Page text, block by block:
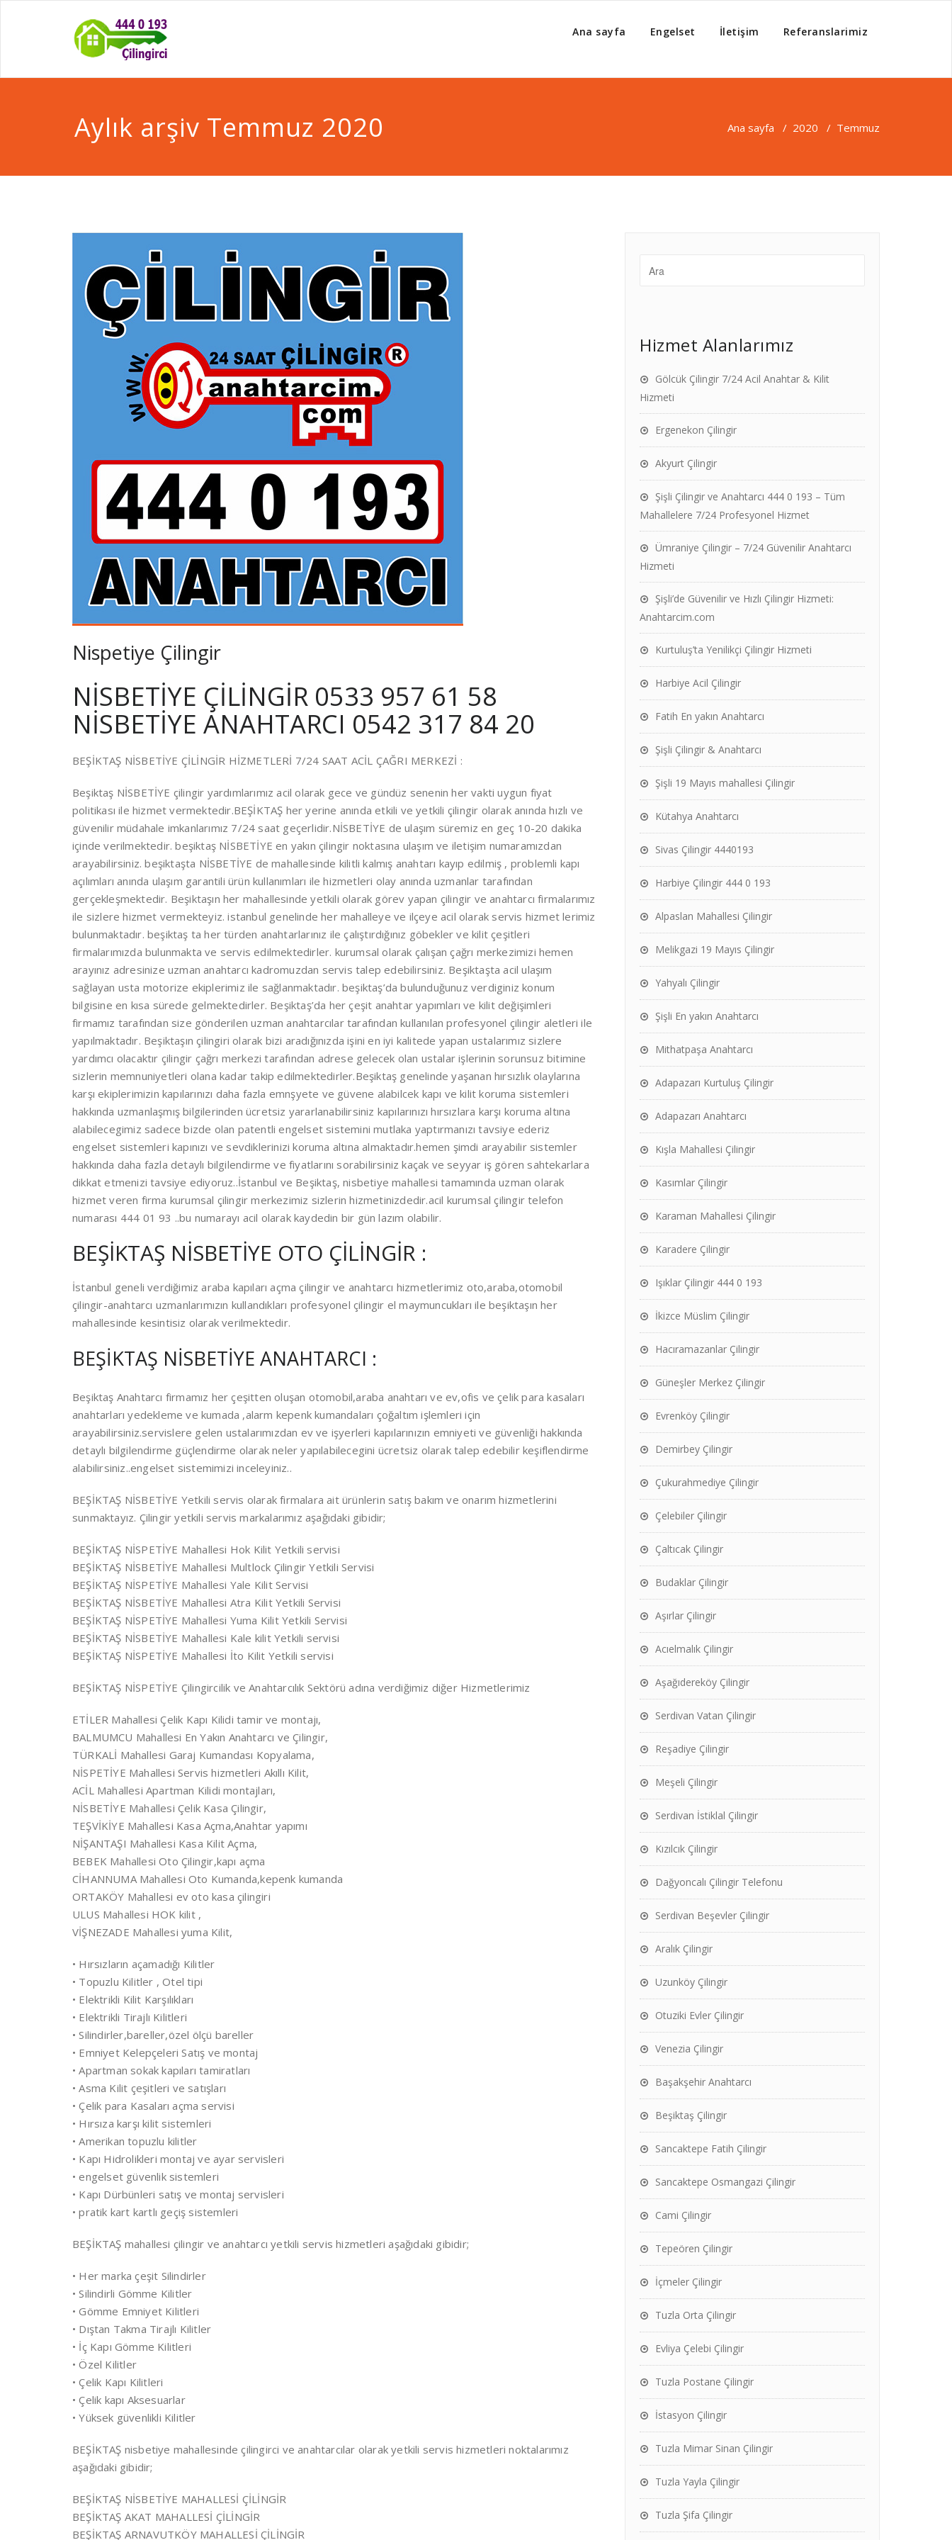
Ana sayfa Engelset İletişim Referanslarimiz
Aylık arşiv Temmuz 2020 Ana sayfa / 2020 / Temmuz
Nispetiye Çilingir
NİSBETİYE ÇİLİNGİR 0533 957 61 58
NİSBETİYE ANAHTARCI 0542 317 84 20
BEŞİKTAŞ NİSBETİYE ÇİLİNGİR HİZMETLERİ 7/24 SAAT ACİL ÇAĞRI MERKEZİ :
Beşiktaş NİSBETİYE çilingir yardımlarımız acil olarak gece ve gündüz senenin her vakti uygun fiyat
politikası ile hizmet vermektedir.BEŞİKTAŞ her yerine anında etkili ve yetkili çilingir olarak anında hızlı ve
güvenilir müdahale imkanlarımız 7/24 saat geçerlidir.NİSBETİYE de ulaşım süremiz en geç 10-20 dakika
içinde verilmektedir. beşiktaş NİSBETİYE en yakın çilingir noktasına ulaşım ve iletişim numaramızdan
arayabilirsiniz. beşiktaşta NİSBETİYE de mahallesinde kilitli kalmış anahtarı kayıp edilmiş , problemli kapı
açılımları anında ulaşım garantili ürün kullanımları ile hizmetleri olay anında uzmanlar tarafından
gerçekleşmektedir. Beşiktaşın her mahallesinde yetkili olarak görev yapan çilingir ve anahtarcı firmalarımız
ile sizlere hizmet vermekteyiz. istanbul genelinde her mahalleye ve ilçeye acil olarak servis hizmet lerimiz
bulunmaktadır. beşiktaş ta her türden anahtarlarınız ile çalıştırdığınız göbekler ve kilit çeşitleri
firmalarımızda bulunmakta ve servis edilmektedirler. kurumsal olarak çalışan çağrı merkezimizi hemen
arayınız adresinize uzman anahtarcı kadromuzdan servis talep edebilirsiniz. Beşiktaşta acil ulaşım
sağlayan usta motorize ekiplerimiz ile sağlanmaktadır. beşiktaş’da bulunduğunuz verdiginiz konum
bilgisine en kısa sürede gelmektedirler. Beşiktaş’da her çeşit anahtar yapımları ve kilit değişimleri
firmamız tarafından size gönderilen uzman anahtarcılar tarafından kullanılan profesyonel çilingir aletleri ile
yapılmaktadır. Beşiktaşın çilingiri olarak bizi aradığınızda işini en iyi kalitede yapan ustalarımız sizlere
yardımcı olacaktır çilingir çağrı merkezi tarafından adrese gelecek olan ustalar işlerinin sorunsuz bitimine
sizlerin memnuniyetleri olana kadar takip edilmektedirler.Beşiktaş genelinde yaşanan hırsızlık olaylarına
karşı ekiplerimizin kapılarınızı daha fazla emnşyete ve güvene alabilcek kapı ve kilit koruma sistemleri
hakkında uzmanlaşmış bilgilerinden ücretsiz yararlanabilirsiniz kapılarınızı hırsızlara karşı koruma altına
alabilecegimiz sadece bizde olan patentli engelset sistemini mutlaka yaptırmanızı tavsiye ederiz
engelset sistemleri kapınızı ve sevdiklerinizi koruma altına almaktadır.hemen şimdi arayabilir sistemler
hakkında daha fazla detaylı bilgilendirme ve fiyatlarını sorabilirsiniz kaçak ve seyyar iş gören sahtekarlara
dikkat etmenizi tavsiye ediyoruz..İstanbul ve Beşiktaş, nisbetiye mahallesi tamamında uzman olarak
hizmet veren firma kurumsal çilingir merkezimiz sizlerin hizmetinizdedir.acil kurumsal çilingir telefon
numarası 444 01 93 ..bu numarayı acil olarak kaydedin bir gün lazım olabilir.
BEŞİKTAŞ NİSBETİYE OTO ÇİLİNGİR :
İstanbul geneli verdiğimiz araba kapıları açma çilingir ve anahtarcı hizmetlerimiz oto,araba,otomobil
çilingir-anahtarcı uzmanlarımızın kullandıkları profesyonel çilingir el maymuncukları ile beşiktaşın her
mahallesinde kesintisiz olarak verilmektedir.
BEŞİKTAŞ NİSBETİYE ANAHTARCI :
Beşiktaş Anahtarcı firmamız her çeşitten oluşan otomobil,araba anahtarı ve ev,ofis ve çelik para kasaları
anahtarları yedekleme ve kumada ,alarm kepenk kumandaları çoğaltım işlemleri için
arayabilirsiniz.servislere gelen ustalarımızdan ev ve işyerleri kapılarınızın emniyeti ve güvenliği hakkında
detaylı bilgilendirme güçlendirme olarak neler yapılabilecegini ücretsiz olarak talep edebilir keşiflendirme
alabilirsiniz..engelset sistemimizi inceleyiniz..
BEŞİKTAŞ NİSBETİYE Yetkili servis olarak firmalara ait ürünlerin satış bakım ve onarım hizmetlerini
sunmaktayız. Çilingir yetkili servis markalarımız aşağıdaki gibidir;
BEŞİKTAŞ NİSPETİYE Mahallesi Hok Kilit Yetkili servisi
BEŞİKTAŞ NİSBETİYE Mahallesi Multlock Çilingir Yetkili Servisi
BEŞİKTAŞ NİSPETİYE Mahallesi Yale Kilit Servisi
BEŞİKTAŞ NİSBETİYE Mahallesi Atra Kilit Yetkili Servisi
BEŞİKTAŞ NİSPETİYE Mahallesi Yuma Kilit Yetkili Servisi
BEŞİKTAŞ NİSBETİYE Mahallesi Kale kilit Yetkili servisi
BEŞİKTAŞ NİSPETİYE Mahallesi İto Kilit Yetkili servisi
BEŞİKTAŞ NİSPETİYE Çilingircilik ve Anahtarcılık Sektörü adına verdiğimiz diğer Hizmetlerimiz
ETİLER Mahallesi Çelik Kapı Kilidi tamir ve montajı,
BALMUMCU Mahallesi En Yakın Anahtarcı ve Çilingir,
TÜRKALİ Mahallesi Garaj Kumandası Kopyalama,
NİSPETİYE Mahallesi Servis hizmetleri Akıllı Kilit,
ACİL Mahallesi Apartman Kilidi montajları,
NİSBETİYE Mahallesi Çelik Kasa Çilingir,
TEŞVİKİYE Mahallesi Kasa Açma,Anahtar yapımı
NİŞANTAŞI Mahallesi Kasa Kilit Açma,
BEBEK Mahallesi Oto Çilingir,kapı açma
CİHANNUMA Mahallesi Oto Kumanda,kepenk kumanda
ORTAKÖY Mahallesi ev oto kasa çilingiri
ULUS Mahallesi HOK kilit ,
VİŞNEZADE Mahallesi yuma Kilit,
• Hırsızların açamadığı Kilitler
• Topuzlu Kilitler , Otel tipi
• Elektrikli Kilit Karşılıkları
• Elektrikli Tirajlı Kilitleri
• Silindirler,bareller,özel ölçü bareller
• Emniyet Kelepçeleri Satış ve montaj
• Apartman sokak kapıları tamiratları
• Asma Kilit çeşitleri ve satışları
• Çelik para Kasaları açma servisi
• Hırsıza karşı kilit sistemleri
• Amerikan topuzlu kilitler
• Kapı Hidrolikleri montaj ve ayar servisleri
• engelset güvenlik sistemleri
• Kapı Dürbünleri satış ve montaj servisleri
• pratik kart kartlı geçiş sistemleri
BEŞİKTAŞ mahallesi çilingir ve anahtarcı yetkili servis hizmetleri aşağıdaki gibidir;
• Her marka çeşit Silindirler
• Silindirli Gömme Kilitler
• Gömme Emniyet Kilitleri
• Dıştan Takma Tirajlı Kilitler
• İç Kapı Gömme Kilitleri
• Özel Kilitler
• Çelik Kapı Kilitleri
• Çelik kapı Aksesuarlar
• Yüksek güvenlikli Kilitler
BEŞİKTAŞ nisbetiye mahallesinde çilingirci ve anahtarcılar olarak yetkili servis hizmetleri noktalarımız
aşağıdaki gibidir;
BEŞİKTAŞ NİSBETİYE MAHALLESİ ÇİLİNGİR
BEŞİKTAŞ AKAT MAHALLESİ ÇİLİNGİR
BEŞİKTAŞ ARNAVUTKÖY MAHALLESİ ÇİLİNGİR
Hizmet Alanlarımız
Gölcük Çilingir 7/24 Acil Anahtar & Kilit
Hizmeti
Ergenekon Çilingir
Akyurt Çilingir
Şişli Çilingir ve Anahtarcı 444 0 193 – Tüm
Mahallelere 7/24 Profesyonel Hizmet
Ümraniye Çilingir – 7/24 Güvenilir Anahtarcı
Hizmeti
Şişli’de Güvenilir ve Hızlı Çilingir Hizmeti:
Anahtarcim.com
Kurtuluş’ta Yenilikçi Çilingir Hizmeti
Harbiye Acil Çilingir
Fatih En yakın Anahtarcı
Şişli Çilingir & Anahtarcı
Şişli 19 Mayıs mahallesi Çilingir
Kütahya Anahtarcı
Sivas Çilingir 4440193
Harbiye Çilingir 444 0 193
Alpaslan Mahallesi Çilingir
Melikgazi 19 Mayıs Çilingir
Yahyalı Çilingir
Şişli En yakın Anahtarcı
Mithatpaşa Anahtarcı
Adapazarı Kurtuluş Çilingir
Adapazarı Anahtarcı
Kışla Mahallesi Çilingir
Kasımlar Çilingir
Karaman Mahallesi Çilingir
Karadere Çilingir
Işıklar Çilingir 444 0 193
İkizce Müslim Çilingir
Hacıramazanlar Çilingir
Güneşler Merkez Çilingir
Evrenköy Çilingir
Demirbey Çilingir
Çukurahmediye Çilingir
Çelebiler Çilingir
Çaltıcak Çilingir
Budaklar Çilingir
Aşırlar Çilingir
Acıelmalık Çilingir
Aşağıdereköy Çilingir
Serdivan Vatan Çilingir
Reşadiye Çilingir
Meşeli Çilingir
Serdivan İstiklal Çilingir
Kızılcık Çilingir
Dağyoncalı Çilingir Telefonu
Serdivan Beşevler Çilingir
Aralık Çilingir
Uzunköy Çilingir
Otuziki Evler Çilingir
Venezia Çilingir
Başakşehir Anahtarcı
Beşiktaş Çilingir
Sancaktepe Fatih Çilingir
Sancaktepe Osmangazi Çilingir
Cami Çilingir
Tepeören Çilingir
İçmeler Çilingir
Tuzla Orta Çilingir
Evliya Çelebi Çilingir
Tuzla Postane Çilingir
İstasyon Çilingir
Tuzla Mimar Sinan Çilingir
Tuzla Yayla Çilingir
Tuzla Şifa Çilingir